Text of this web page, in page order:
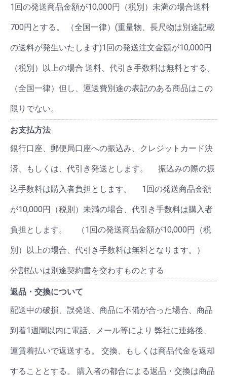
1回の発送商品金額が10,000円（税別）未満の場合送料
700円とする。 （全国一律）(重量物、長尺物は別途記載
の送料が発生いたします)1回の発送注文金額が10,000円
（税別）以上の場合 送料、代引き手数料は無料とする。
（全国一律）但し、運送費別途の表記のある商品はこの
限りでない。
お支払方法
銀行口座、郵便局口座への振込み、クレジットカード決
済、もしくは、代引き発送とします。 振込みの際の振
込手数料は購入者負担とします。 1回の発送商品金額
が10,000円（税別）未満の場合、代引き手数料は購入者
負担とします。 （1回の発送商品金額が10,000円（税
別）以上の場合、代引き手数料は無料となります。）
分割払いは別途契約書を交わすものとする
返品・交換について
配送中の破損、誤発送、商品に不備が合った場合、商品
到着1週間以内に電話、メール等により 弊社に連絡後、
運賃着払いで返送する。 交換、もしくは商品代金を返却
することとする。 購入者の都合による返品・交換は商品